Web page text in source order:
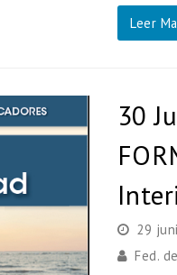
Leer
30
29
Fed.